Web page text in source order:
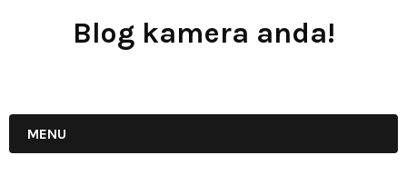
Blog kamera anda!
MENU